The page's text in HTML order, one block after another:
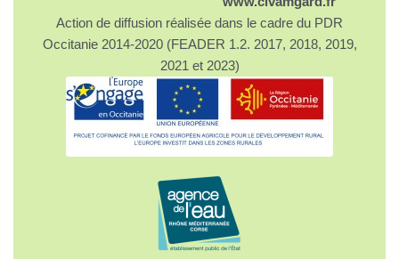
Action de diffusion réalisée dans le cadre du PDR
Occitanie 2014-2020 (FEADER 1.2. 2017, 2018, 2019,
2021 et 2023)